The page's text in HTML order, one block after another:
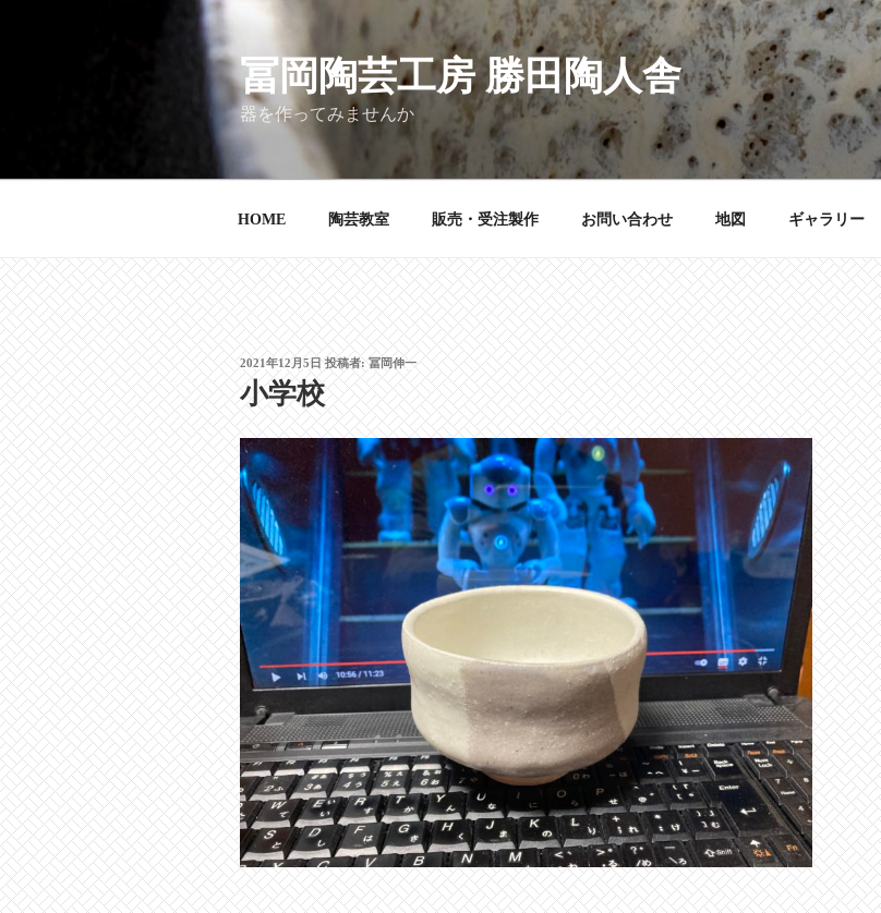
冨岡陶芸工房 勝田陶人舎
器を作ってみませんか
HOME 陶芸教室 販売・受注製作 お問い合わせ 地図 ギャラリー
投
稿
日:
2021年12月5日投稿者:冨岡伸一
小学校